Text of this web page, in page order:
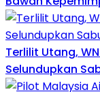
Terlilit Utang,
Selundupkan